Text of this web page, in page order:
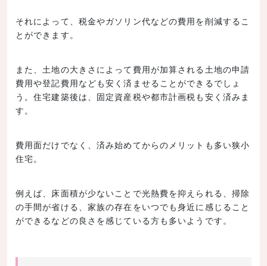
それによって、税金やガソリン代などの費用を削減するこ
とができます。
また、土地の大きさによって費用が加算される土地の申請
費用や登記費用なども安く済ませることができるでしょ
う。住宅建築後は、固定資産税や都市計画税も安く済みま
す。
費用面だけでなく、済み始めてからのメリットも多い狭小
住宅。
例えば、床面積が少ないことで光熱費を抑えられる、掃除
の手間が省ける、家族の存在をいつでも身近に感じること
ができるなどの良さを感じている方も多いようです。